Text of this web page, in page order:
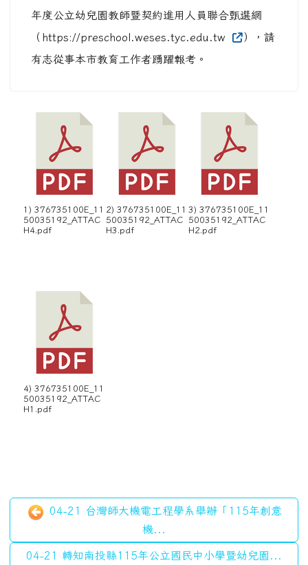
年度公立幼兒園教師暨契約進用人員聯合甄選網
（https://preschool.weses.tyc.edu.tw
），請
有志從事本市教育工作者踴躍報考。
1) 376735100E_11
50035192_ATTAC
H4.pdf
2) 376735100E_11
50035192_ATTAC
H3.pdf
3) 376735100E_11
50035192_ATTAC
H2.pdf
4) 376735100E_11
50035192_ATTAC
H1.pdf
04-21 台灣師大機電工程學系舉辦「115年創意
機...
04-21 轉知南投縣115年公立國民中小學暨幼兒園...